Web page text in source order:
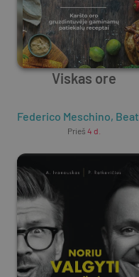
Viskas ore
Federico Meschino, Beata Rusu
Prieš 4 d.